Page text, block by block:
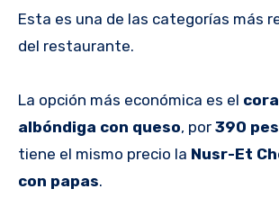
Esta es una de las categorías más
del restaurante.
La opción más económica es el
albóndiga con queso, por 390
tiene el mismo precio la Nusr-Et
con papas.